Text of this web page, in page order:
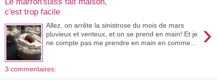
c'est trop facile
›
Allez, on arrête la sinistrose du mois de mars
pluvieux et venteux, et on se prend en main! Et je
ne compte pas me prendre en main en comme...
3 commentaires: